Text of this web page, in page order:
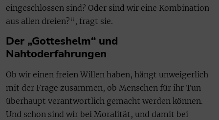
eingeschlossen sind? Oder sind wir eine Kombination
aus allen dreien?“, fragt sie.
Der „Gotteshelm“ und
Nahtoderfahrungen
Ob wir einen freien Willen haben, hängt unweigerlich
mit der Frage zusammen, ob Menschen für ihr Tun
überhaupt verantwortlich gemacht werden können.
Und schon sind wir bei Moralität, und damit bei